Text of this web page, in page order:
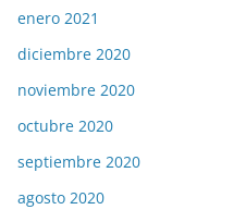
enero 2021
diciembre 2020
noviembre 2020
octubre 2020
septiembre 2020
agosto 2020